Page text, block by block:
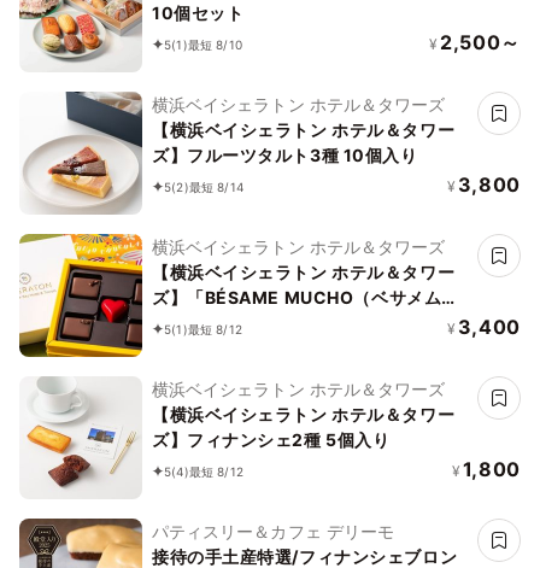
10個セット
5(1)最短 8/10 ¥ 2,500～
横浜ベイシェラトン ホテル＆タワーズ
【横浜ベイシェラトン ホテル＆タワー
ズ】フルーツタルト3種 10個入り
5(2)最短 8/14 ¥ 3,800
横浜ベイシェラトン ホテル＆タワーズ
【横浜ベイシェラトン ホテル＆タワー
ズ】「BÉSAME MUCHO（ベサメムー
チョ）」※5ピース
5(1)最短 8/12 ¥ 3,400
横浜ベイシェラトン ホテル＆タワーズ
【横浜ベイシェラトン ホテル＆タワー
ズ】フィナンシェ2種 5個入り
5(4)最短 8/12 ¥ 1,800
パティスリー＆カフェ デリーモ
接待の手土産特選/フィナンシェブロン